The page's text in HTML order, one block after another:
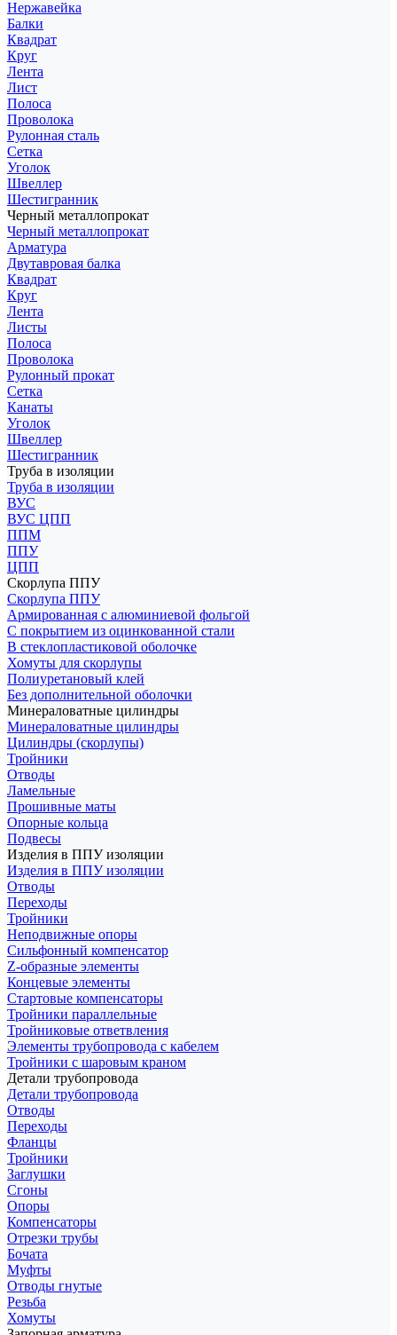
Нержавейка
Балки
Квадрат
Круг
Лента
Лист
Полоса
Проволока
Рулонная сталь
Сетка
Уголок
Швеллер
Шестигранник
Черный металлопрокат
Черный металлопрокат
Арматура
Двутавровая балка
Квадрат
Круг
Лента
Листы
Полоса
Проволока
Рулонный прокат
Сетка
Канаты
Уголок
Швеллер
Шестигранник
Труба в изоляции
Труба в изоляции
ВУС
ВУС ЦПП
ППМ
ППУ
ЦПП
Скорлупа ППУ
Скорлупа ППУ
Армированная с алюминиевой фольгой
С покрытием из оцинкованной стали
В стеклопластиковой оболочке
Хомуты для скорлупы
Полиуретановый клей
Без дополнительной оболочки
Минераловатные цилиндры
Минераловатные цилиндры
Цилиндры (скорлупы)
Тройники
Отводы
Ламельные
Прошивные маты
Опорные кольца
Подвесы
Изделия в ППУ изоляции
Изделия в ППУ изоляции
Отводы
Переходы
Тройники
Неподвижные опоры
Cильфонный компенсатор
Z-образные элементы
Концевые элементы
Стартовые компенсаторы
Тройники параллельные
Тройниковые ответвления
Элементы трубопровода с кабелем
Тройники с шаровым краном
Детали трубопровода
Детали трубопровода
Отводы
Переходы
Фланцы
Тройники
Заглушки
Сгоны
Опоры
Компенсаторы
Отрезки трубы
Бочата
Муфты
Отводы гнутые
Резьба
Хомуты